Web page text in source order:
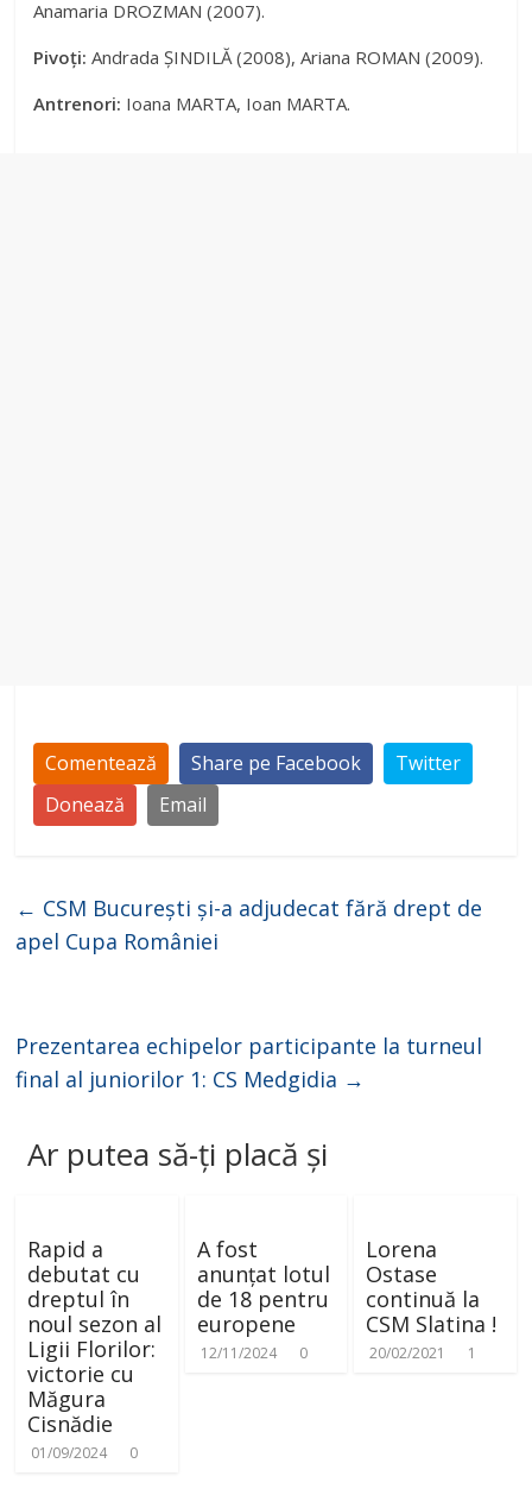
V
Anamaria DROZMAN (2007).
Pivoți: Andrada ȘINDILĂ (2008), Ariana ROMAN (2009).
Antrenori: Ioana MARTA, Ioan MARTA.
Comentează Share pe Facebook
Twitter
Donează
Email
← CSM București și-a adjudecat fără drept de
apel Cupa României
Prezentarea echipelor participante la turneul
final al juniorilor 1: CS Medgidia →
Ar putea să-ți placă și
Rapid a
debutat cu
dreptul în
noul sezon al
Ligii Florilor:
victorie cu
Măgura
Cisnădie
01/09/2024 0
A fost
anunțat lotul
de 18 pentru
europene
12/11/2024 0
Lorena
Ostase
continuă la
CSM Slatina !
20/02/2021 1